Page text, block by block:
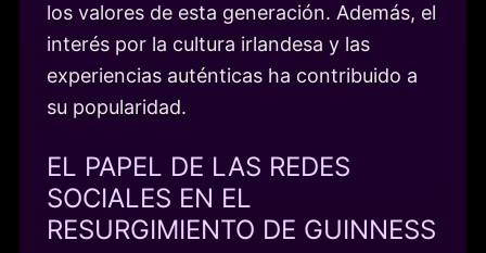
los valores de esta generación. Además, el
interés por la cultura irlandesa y las
experiencias auténticas ha contribuido a
su popularidad.
EL PAPEL DE LAS REDES
SOCIALES EN EL
RESURGIMIENTO DE GUINNESS